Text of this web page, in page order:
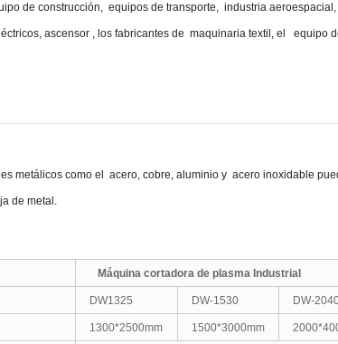
de construcción, equipos de transporte, industria
ascensor , los fabricantes de maquinaria textil, el equipo
metálicos como el acero, cobre, aluminio y acero inoxidable
de metal.
Máquina cortadora de plasma Industrial
DW1325 DW-1530 DW-
1300*2500mm 1500*3000mm